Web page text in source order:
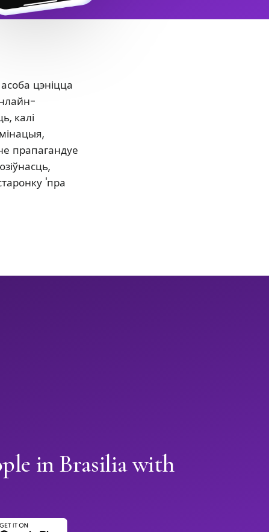
цэніцца
калі
прапагандуе
'пра
in Brasilia with